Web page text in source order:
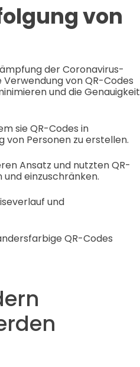
von
der Coronavirus-
von QR-Codes
und die Genauigkeit
sie QR-Codes in
von Personen zu erstellen.
Ansatz und nutzten QR-
einzuschränken.
und
QR-Codes